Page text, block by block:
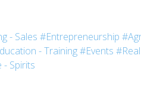
- Sales #Entrepreneurship
- Training#Events
- Spirits